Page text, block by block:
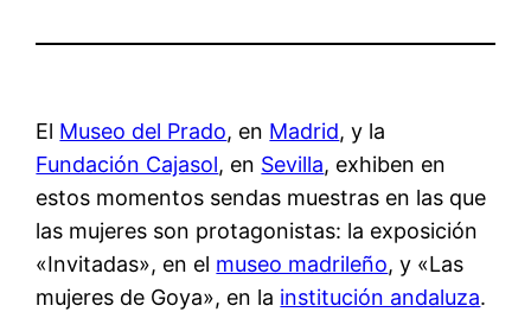
El Museo del Prado, en Madrid, y la
Fundación Cajasol, en Sevilla, exhiben en
estos momentos sendas muestras en las que
las mujeres son protagonistas: la exposición
«Invitadas», en el museo madrileño, y «Las
mujeres de Goya», en la institución andaluza.